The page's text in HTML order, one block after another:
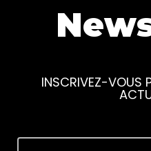
INSCRIVEZ-VOUS